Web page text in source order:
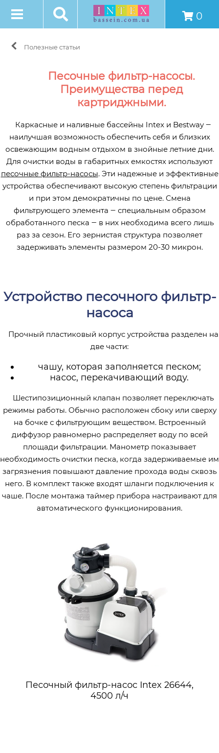
0
Полезные статьи
Песочные фильтр-насосы.
Преимущества перед
картриджными.
Каркасные и наливные бассейны Intex и Bestway ‒
наилучшая возможность обеспечить себя и близких
освежающим водным отдыхом в знойные летние дни.
Для очистки воды в габаритных емкостях используют
песочные фильтр-насосы. Эти надежные и эффективные
устройства обеспечивают высокую степень фильтрации
и при этом демократичны по цене. Смена
фильтрующего элемента ‒ специальным образом
обработанного песка ‒ в них необходима всего лишь
раз за сезон. Его зернистая структура позволяет
задерживать элементы размером 20-30 микрон.
Устройство песочного фильтр-
насоса
Прочный пластиковый корпус устройства разделен на
две части:
чашу, которая заполняется песком;
насос, перекачивающий воду.
Шестипозиционный клапан позволяет переключать
режимы работы. Обычно расположен сбоку или сверху
на бочке с фильтрующим веществом. Встроенный
диффузор равномерно распределяет воду по всей
площади фильтрации. Манометр показывает
необходимость очистки песка, когда задерживаемые им
загрязнения повышают давление прохода воды сквозь
него. В комплект также входят шланги подключения к
чаше. После монтажа таймер прибора настраивают для
автоматического функционирования.
Песочный фильтр-насос Intex 26644,
4500 л/ч